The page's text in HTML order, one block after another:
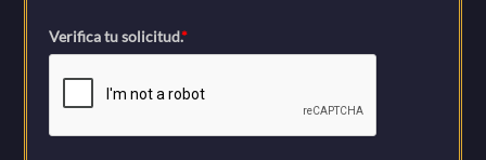
Verifica tu solicitud.*